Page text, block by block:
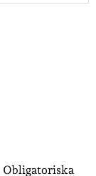
Obligatoriska